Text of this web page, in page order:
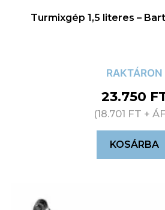
Turmixgép 1,5 literes –
RAKTÁRON
23.750
(18.701 FT +
KOSÁRBA